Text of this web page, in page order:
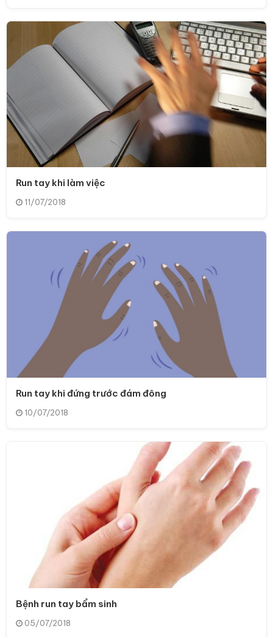
Run tay khi làm việc
11/07/2018
Run tay khi đứng trước đám đông
10/07/2018
Bệnh run tay bẩm sinh
05/07/2018